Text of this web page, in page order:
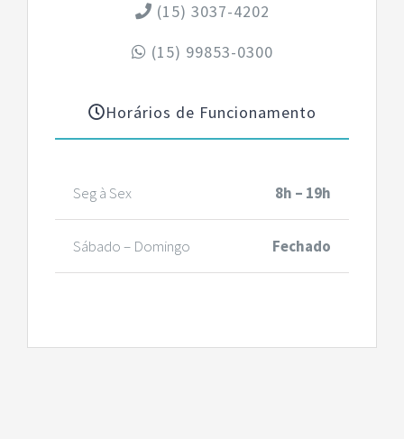
(15) 3037-4202
(15) 99853-0300
Horários de Funcionamento
Seg à Sex 8h – 19h
Sábado – Domingo Fechado